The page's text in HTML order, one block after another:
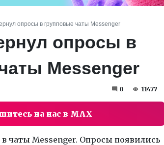
опросы в групповые чаты Messenger
опросы в
Messenger
0 11477
на нас в MAX
чаты Messenger. Опросы появились